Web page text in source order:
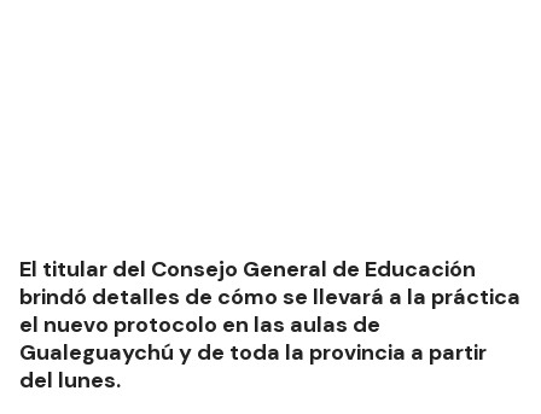
El titular del Consejo General de Educación
brindó detalles de cómo se llevará a la práctica
el nuevo protocolo en las aulas de